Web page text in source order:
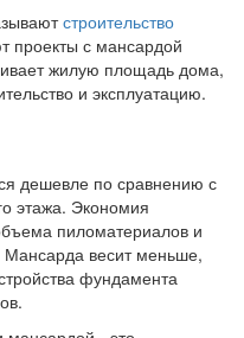
строительство
проекты с мансардой
жилую площадь дома,
и эксплуатацию.
дешевле по сравнению с
этажа. Экономия
пиломатериалов и
Мансарда весит меньше,
фундамента